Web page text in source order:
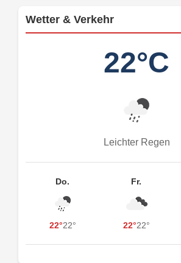
Wetter & Verkehr
22°C
Leichter Regen
Do.
22°22°
Fr.
22°22°